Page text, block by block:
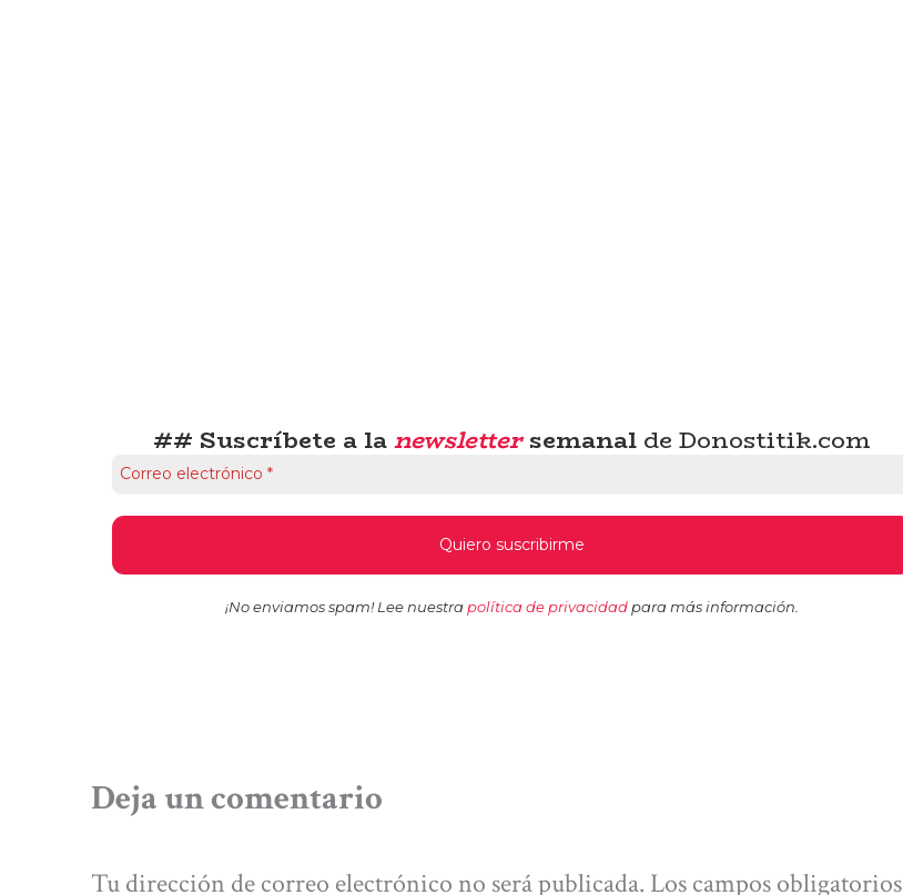
## Suscríbete a lanewslettersemanal de Donostitik.com
¡No enviamos spam! Lee nuestra política de privacidad para más información.
Deja un comentario
Tu dirección de correo electrónico no será publicada. Los campos obligatorios